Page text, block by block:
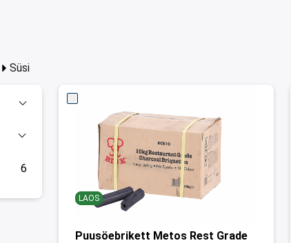
Süsi
6
LAOS
Puusöebrikett Metos Rest Grade